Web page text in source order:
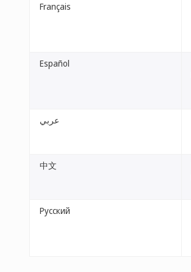
Français
Español
عربي
中文
Русский